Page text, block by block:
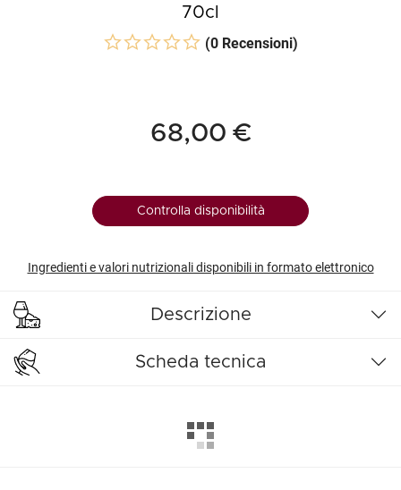
70cl
(0 Recensioni)
68,00 €
Controlla disponibilità
Ingredienti e valori nutrizionali disponibili in formato elettronico
Descrizione
Scheda tecnica